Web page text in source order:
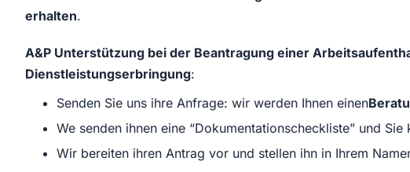
erhalten.
A&P Unterstützung bei der Beantragung einer
Dienstleistungserbringung:
Senden Sie uns ihre Anfrage: wir werden Ihnen einen
We senden ihnen eine “Dokumentationscheckliste” und
Wir bereiten ihren Antrag vor und stellen ihn in Ihrem